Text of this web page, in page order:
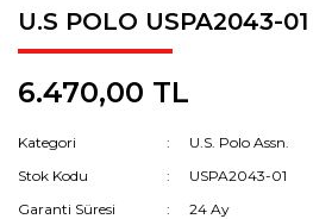
U.S POLO USPA2043-01
6.470,00 TL
Kategori
U.S. Polo Assn.
Stok Kodu
USPA2043-01
Garanti Süresi
24 Ay